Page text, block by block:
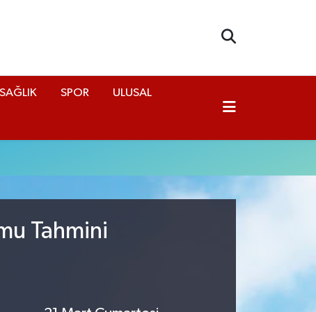
SAĞLIK SPOR ULUSAL
Tahmini